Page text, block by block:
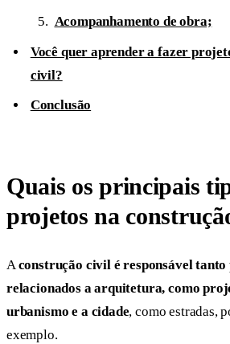
Acompanhamento de obra;
Você quer aprender a fazer
civil?
Conclusão
Quais os principais
projetos na
A construção civil é responsável
relacionados a arquitetura, como
urbanismo e a cidade, como estradas,
exemplo.